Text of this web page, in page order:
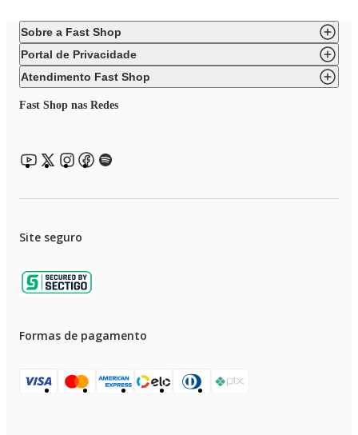
Sobre a Fast Shop
Portal de Privacidade
Atendimento Fast Shop
Fast Shop nas Redes
Site seguro
Formas de pagamento